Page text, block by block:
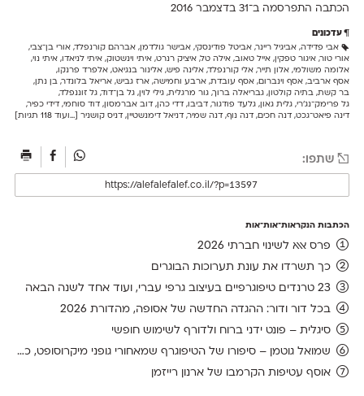
הכתבה התפרסמה ב־31 ב דצמבר 2016
עדכונים
אבי פדידה, אביגיל ריינר, אביטל פודינסקי, אבישר גולדמן , אברהם קורנפלד, אורי בן־צבי,
אורי טור, איגור טפקין , אייל טאוב, אילה טל, איציק רנרט, איתי וינשטוק, איתי לניאדו , איתי נוי,
אלומה משולמי, אלון תייר, אלי קורנפלד, אלינה פיש, אלינור בנגיאט, אלפרד פרנקו ,
אסף ארביב, אסף וינברום, אסף עובדת, ארבע וחמישה, ארז גביש, אריאל בלונדר, בן נתן ,
בר קשת, בתיה קולטון , גבריאלה ברוך, גור מרגלית, גילי לוין , גל בן־דוד, גל זוננפלד,
גל פרימק־נג'רי, גלית גאון , גלעד פודגור, דביבו , דדי כהן , דוב אברמסון , דוד סוחמי, דידי כפיר,
דינה פיאט־גכט, דנה חכים, דנה נוף, דנה שמיר, דניאל דימנשטיין , דניס קושניר[...ועוד 118 תגיות]
שתפו:
הכתבות הנקראות־אות־אות
פרס אאא לשינוי חברתי 2026
כך תשרדו את עונת תערוכות הבוגרים
23 טרנדים טיפוגרפיים בעיצוב גרפי עברי, ועוד אחד לשנה הבאה
בכל דור ודור: ההגדה החדשה של אסופה, מהדורת 2026
סיגלית – פונט ידני ברוח ולדורף לשימוש חופשי
שמואל גוטמן – סיפורו של הטיפוגרף שמאחורי גופני מיקרוסופט, כפי שנחשף בארכיון של נינתו
אוסף עטיפות הקרמבו של ארנון רייזמן